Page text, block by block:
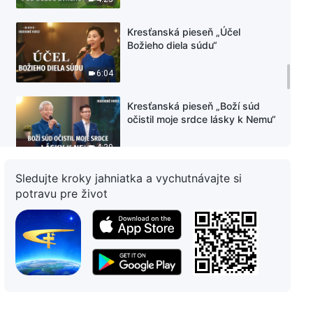
6:04
Kresťanská pieseň „Účel
Božieho diela súdu“
4:39
Kresťanská pieseň „Boží súd
očistil moje srdce lásky k Nemu“
7:33
Kresťanská pieseň
Kresťanská pieseň „Dôležitosť
Božích slov“
Sledujte kroky jahniatka a vychutnávajte si
potravu pre život